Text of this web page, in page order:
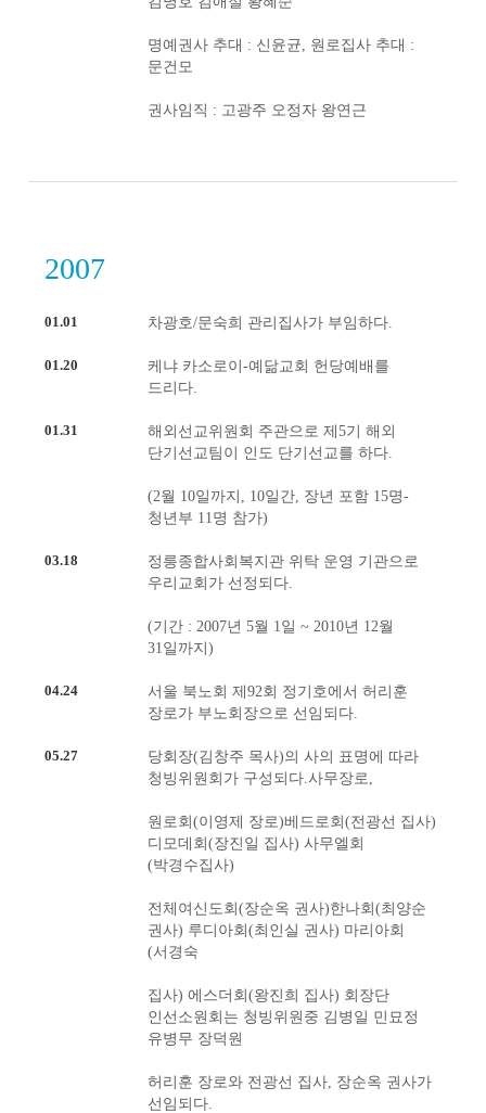
명예권사 추대 : 신윤균, 원로집사 추대 :
문건모
권사임직 : 고광주 오정자 왕연근
2007
01.01 차광호/문숙희 관리집사가 부임하다.
01.20
케냐 카소로이-예닮교회 헌당예배를
드리다.
01.31
해외선교위원회 주관으로 제5기 해외
단기선교팀이 인도 단기선교를 하다.
(2월 10일까지, 10일간, 장년 포함 15명-
청년부 11명 참가)
03.18
정릉종합사회복지관 위탁 운영 기관으로
우리교회가 선정되다.
(기간 : 2007년 5월 1일 ~ 2010년 12월
31일까지)
04.24
서울 북노회 제92회 정기호에서 허리훈
장로가 부노회장으로 선임되다.
05.27
당회장(김창주 목사)의 사의 표명에 따라
청빙위원회가 구성되다.사무장로,
원로회(이영제 장로)베드로회(전광선 집사)
디모데회(장진일 집사) 사무엘회
(박경수집사)
전체여신도회(장순옥 권사)한나회(최양순
권사) 루디아회(최인실 권사) 마리아회
(서경숙
집사) 에스더회(왕진희 집사) 회장단
인선소원회는 청빙위원중 김병일 민묘정
유병무 장덕원
허리훈 장로와 전광선 집사, 장순옥 권사가
선임되다.